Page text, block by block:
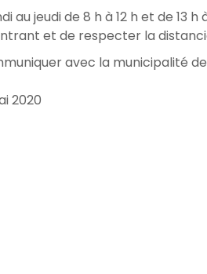
au jeudi de 8 h à 12 h et de 13
et de respecter la
avec la municipalité
2020